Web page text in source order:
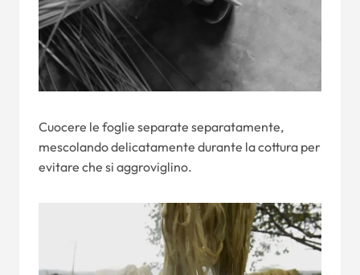
Cuocere le foglie separate separatamente,
mescolando delicatamente durante la cottura per
evitare che si aggroviglino.